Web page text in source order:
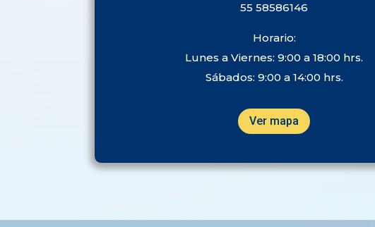
55 58586146
Horario:
Lunes a Viernes: 9:00 a 18:00 hrs.
Sábados: 9:00 a 14:00 hrs.
Ver mapa